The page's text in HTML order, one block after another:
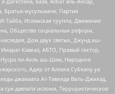
Братья-мусульмане, Партия
Тайба, Исламская группа, Движение
Общество социальных реформ,
Дом двух святых, Джунд аш-
Кавказ, АБТО, Правый сектор,
Нусра ли-Ахль аш-Шам, Народное
Аджр от Аллаха Субхану уа
джамаата Ат-Тавхида Валь-Джихад,
давлати исломи, Террористическое